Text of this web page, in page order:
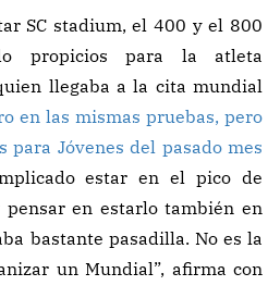
SC stadium, el 400 y el 800
propicios para la atleta
llegaba a la cita mundial
en las mismas pruebas, pero
para Jóvenes del pasado mes
estar en el pico de
en estarlo también en
bastante pasadilla. No es la
un Mundial”, afirma con